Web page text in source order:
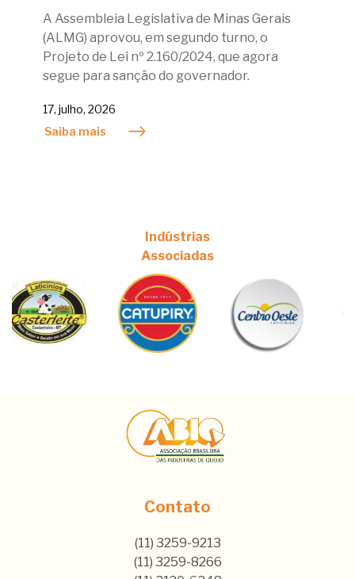
A Assembleia Legislativa de Minas Gerais
(ALMG) aprovou, em segundo turno, o
Projeto de Lei nº 2.160/2024, que agora
segue para sanção do governador.
17, julho, 2026
Saiba mais
Indústrias
Associadas
Contato
(11) 3259-9213
(11) 3259-8266